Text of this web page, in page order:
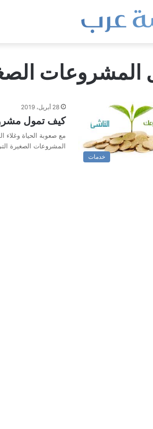
المشروعات
خدمات
28 أبريل، 2019
كيف تمول
مع صعوبة الحياة
المشروعات الصغيرة